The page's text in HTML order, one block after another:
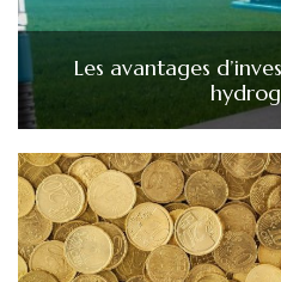
Les avantages